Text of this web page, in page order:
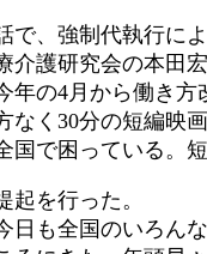
、強制代執行に
護研究会の本田
年の4月から働き
なく30分の短編映
国で困っている。
を行った。
も全国のいろん